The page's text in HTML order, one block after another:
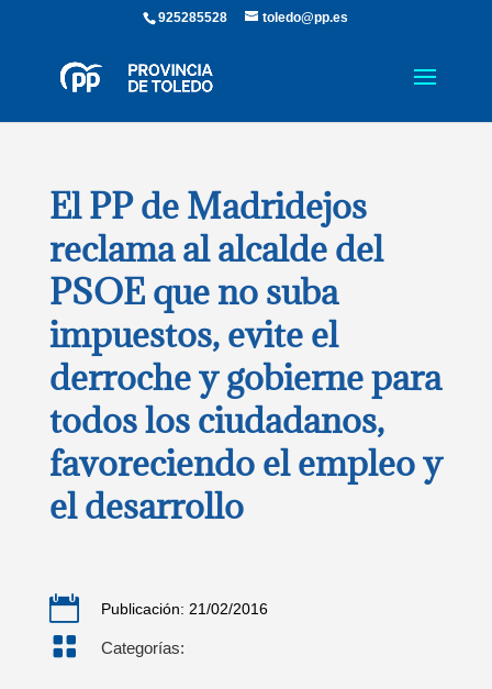
925285528 toledo@pp.es
El PP de Madridejos
reclama al alcalde del
PSOE que no suba
impuestos, evite el
derroche y gobierne para
todos los ciudadanos,
favoreciendo el empleo y
el desarrollo
 Publicación: 21/02/2016
 Categorías: